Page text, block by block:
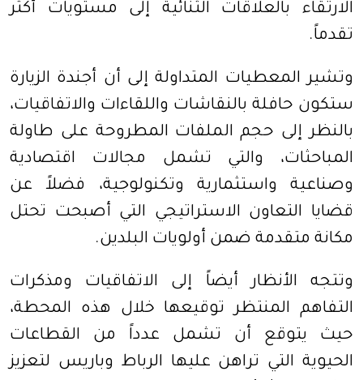
الارتقاء بالعلاقات الثنائية إلى مستويات أكثر
تقدماً.
وتشير المعطيات المتداولة إلى أن أجندة الزيارة
ستكون حافلة بالنقاشات واللقاءات والاتفاقيات،
بالنظر إلى حجم الملفات المطروحة على طاولة
المباحثات، والتي تشمل مجالات اقتصادية
وصناعية واستثمارية وتكنولوجية، فضلاً عن
قضايا التعاون الاستراتيجي التي أصبحت تحتل
مكانة متقدمة ضمن أولويات البلدين.
وتتجه الأنظار أيضاً إلى الاتفاقيات ومذكرات
التفاهم المنتظر توقيعها خلال هذه المحطة،
حيث يتوقع أن تشمل عدداً من القطاعات
الحيوية التي تراهن عليها الرباط وباريس لتعزيز